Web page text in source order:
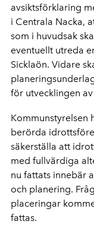
avsiktsförklaring
i Centrala Nacka,
som i huvudsak
eventuellt utreda
Sicklaön. Vidare
för utvecklingen
Kommunstyrelsen
berörda
säkerställa att
med fullvärdiga
nu fattats innebär
och planering.
placeringar
fattas.